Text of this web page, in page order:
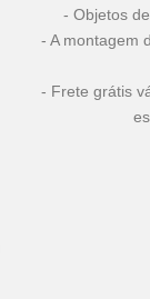
- Objetos
- A montagem
- Frete grátis